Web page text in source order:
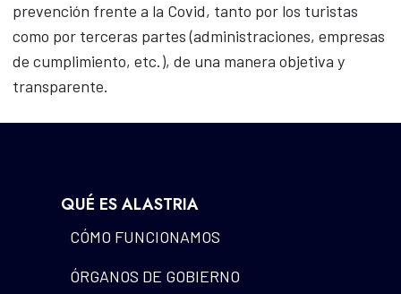
prevención frente a la Covid, tanto por los turistas
como por terceras partes (administraciones, empresas
de cumplimiento, etc.), de una manera objetiva y
transparente.
QUÉ ES ALASTRIA
CÓMO FUNCIONAMOS
ÓRGANOS DE GOBIERNO